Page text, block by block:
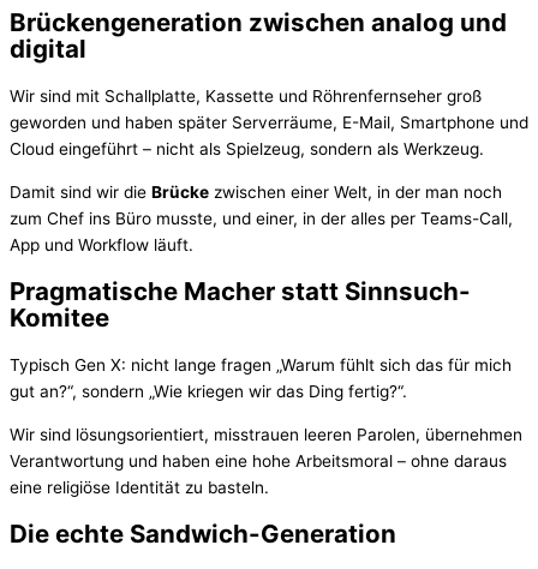
Brückengeneration zwischen analog und
digital
Wir sind mit Schallplatte, Kassette und Röhrenfernseher groß
geworden und haben später Serverräume, E-Mail, Smartphone und
Cloud eingeführt – nicht als Spielzeug, sondern als Werkzeug.
Damit sind wir die Brücke zwischen einer Welt, in der man noch
zum Chef ins Büro musste, und einer, in der alles per Teams-Call,
App und Workflow läuft.
Pragmatische Macher statt Sinnsuch-
Komitee
Typisch Gen X: nicht lange fragen „Warum fühlt sich das für mich
gut an?“, sondern „Wie kriegen wir das Ding fertig?“.
Wir sind lösungsorientiert, misstrauen leeren Parolen, übernehmen
Verantwortung und haben eine hohe Arbeitsmoral – ohne daraus
eine religiöse Identität zu basteln.
Die echte Sandwich-Generation